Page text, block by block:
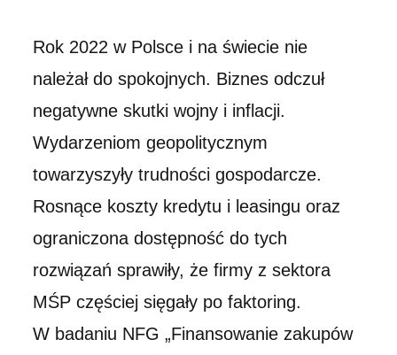
Rok 2022 w Polsce i na świecie nie
należał do spokojnych. Biznes odczuł
negatywne skutki wojny i inflacji.
Wydarzeniom geopolitycznym
towarzyszyły trudności gospodarcze.
Rosnące koszty kredytu i leasingu oraz
ograniczona dostępność do tych
rozwiązań sprawiły, że firmy z sektora
MŚP częściej sięgały po faktoring.
W badaniu NFG „Finansowanie zakupów